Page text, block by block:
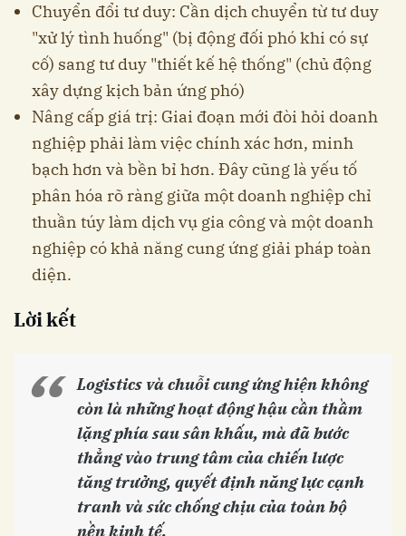
Chuyển đổi tư duy: Cần dịch chuyển từ tư duy
"xử lý tình huống" (bị động đối phó khi có sự
cố) sang tư duy "thiết kế hệ thống" (chủ động
xây dựng kịch bản ứng phó)
Nâng cấp giá trị: Giai đoạn mới đòi hỏi doanh
nghiệp phải làm việc chính xác hơn, minh
bạch hơn và bền bỉ hơn. Đây cũng là yếu tố
phân hóa rõ ràng giữa một doanh nghiệp chỉ
thuần túy làm dịch vụ gia công và một doanh
nghiệp có khả năng cung ứng giải pháp toàn
diện.
Lời kết
Logistics và chuỗi cung ứng hiện không
còn là những hoạt động hậu cần thầm
lặng phía sau sân khấu, mà đã bước
thẳng vào trung tâm của chiến lược
tăng trưởng, quyết định năng lực cạnh
tranh và sức chống chịu của toàn bộ
nền kinh tế.